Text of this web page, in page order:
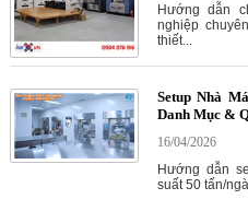
Hướng dẫn
nghiệp
thiết...
Setup Nhà
Danh Mục &
16/04/2026
Hướng dẫn
suất 50 tấn/